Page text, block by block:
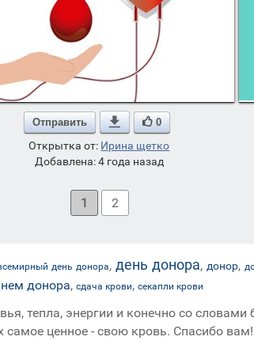
Отправить  0
Открытка от: Ирина щетко
Добавлена: 4 года назад
1 2
день донора,день донора,донор,
донора,сдача крови,секапли крови
тепла, энергии и конечно со
ценное - свою кровь. Спасибо вам!